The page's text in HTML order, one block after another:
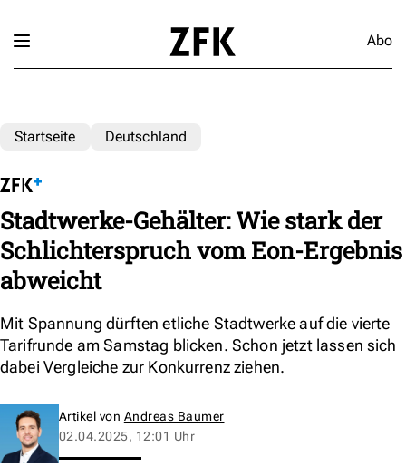
Abo
Startseite Deutschland
Stadtwerke-Gehälter: Wie stark der
Schlichterspruch vom Eon-Ergebnis
abweicht
Mit Spannung dürften etliche Stadtwerke auf die vierte
Tarifrunde am Samstag blicken. Schon jetzt lassen sich
dabei Vergleiche zur Konkurrenz ziehen.
Artikel von Andreas Baumer
02.04.2025, 12:01 Uhr